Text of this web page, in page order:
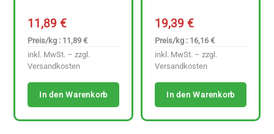
11,89€
Preis/kg : 11,89 €
inkl. MwSt. – zzgl.
Versandkosten
In den Warenkorb
19,39€
Preis/kg : 16,16 €
inkl. MwSt. – zzgl.
Versandkosten
In den Warenkorb